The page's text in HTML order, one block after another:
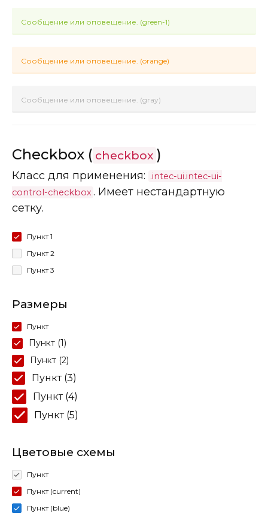
Сообщение или оповещение. (green-1)
Сообщение или оповещение. (orange)
Сообщение или оповещение. (gray)
Checkbox ( checkbox )
Класс для применения: .intec-ui.intec-ui-
control-checkbox . Имеет нестандартную
сетку.
Пункт 1
Пункт 2
Пункт 3
Размеры
Пункт
Пункт (1)
Пункт (2)
Пункт (3)
Пункт (4)
Пункт (5)
Цветовые схемы
Пункт
Пункт (current)
Пункт (blue)